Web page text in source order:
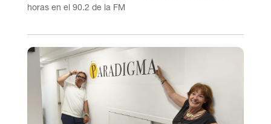
horas en el 90.2 de la FM